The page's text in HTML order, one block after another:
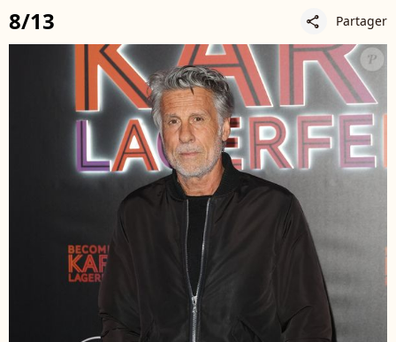
8/13 share Partager